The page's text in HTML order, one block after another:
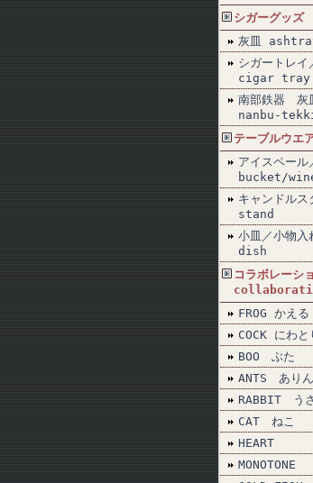
シガーグッ
灰皿
シガートレイ
cigar tray
南部鉄器 灰
nanbu-
テーブルウ
アイスペー
bucket/
キャンドル
stand
小皿／小物
dish
コラボレーシ
FROG かえる
COCK にわと
BOO ぶた
ANTS ありん
RABBIT う
CAT ねこ
HEART
MONOTONE